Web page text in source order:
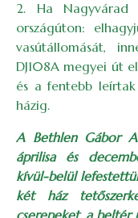
2. Ha Nagyvárad
országúton:
vasútállomását,
DJ108A megyei út
és a fentebb
házig.
A Bethlen Gábor
áprilisa és
kívül-belül
két ház
cserepeket, a beltér